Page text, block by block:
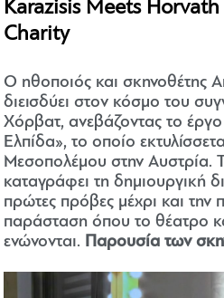
Karazisis Meets
Charity
O ηθοποιός και σκηνοθέτης
διεισδύει στον κόσμο του
Χόρβατ, ανεβάζοντας το
Eλπίδα», το οποίο
Μεσοπολέμου στην Αυστρία.
καταγράφει τη δημιουργική
πρώτες πρόβες μέχρι και την
παράσταση όπου το θέατρο
ενώνονται. Παρουσία των